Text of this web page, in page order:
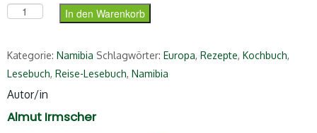
Das Namibia-Lesebuch (ePub) Menge
In den Warenkorb
Kategorie: Namibia Schlagwörter: Europa, Rezepte, Kochbuch,
Lesebuch, Reise-Lesebuch, Namibia
Autor/in
Almut Irmscher